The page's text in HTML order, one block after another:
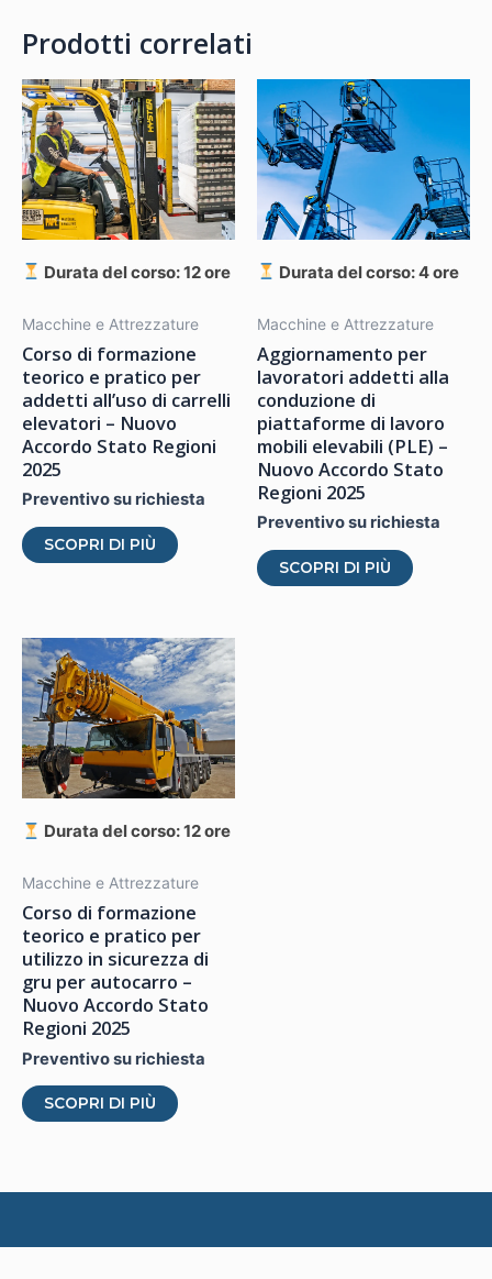
Prodotti correlati
Durata del corso: 12 ore
Macchine e Attrezzature
Corso di formazione
teorico e pratico per
addetti all’uso di carrelli
elevatori – Nuovo
Accordo Stato Regioni
2025
Preventivo su richiesta
SCOPRI DI PIÙ
varianti.
Le
opzioni
possono
essere
scelte
nella
del
prodotto
Durata del corso: 4 ore
Macchine e Attrezzature
Aggiornamento per
lavoratori addetti alla
conduzione di
piattaforme di lavoro
mobili elevabili (PLE) –
Nuovo Accordo Stato
Regioni 2025
Preventivo su richiesta
SCOPRI DI PIÙ
Durata del corso: 12 ore
Macchine e Attrezzature
Corso di formazione
teorico e pratico per
utilizzo in sicurezza di
gru per autocarro –
Nuovo Accordo Stato
Regioni 2025
Preventivo su richiesta
SCOPRI DI PIÙ